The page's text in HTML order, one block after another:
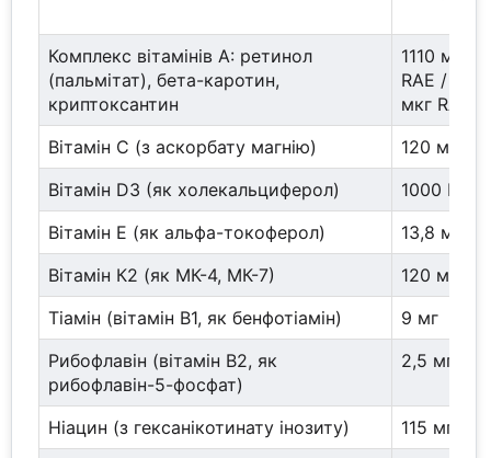
Комплекс вітамінів А: ретинол
(пальмітат), бета-каротин,
криптоксантин
1110 мкг
RAE / 900
мкг RAE
Вітамін С (з аскорбату магнію)
120 мг
Вітамін D3 (як холекальциферол)
1000 МО
Вітамін Е (як альфа-токоферол)
13,8 мг
Вітамін К2 (як МК-4, МК-7)
120 мкг
Тіамін (вітамін B1, як бенфотіамін)
9 мг
Рибофлавін (вітамін B2, як
рибофлавін-5-фосфат)
2,5 мг
Ніацин (з гексанікотинату інозиту)
115 мг